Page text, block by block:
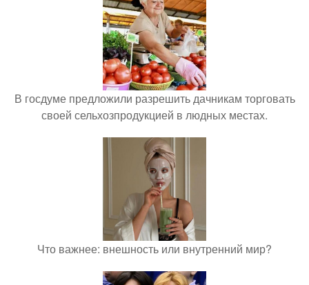
В госдуме предложили разрешить дачникам торговать
своей сельхозпродукцией в людных местах.
Что важнее: внешность или внутренний мир?